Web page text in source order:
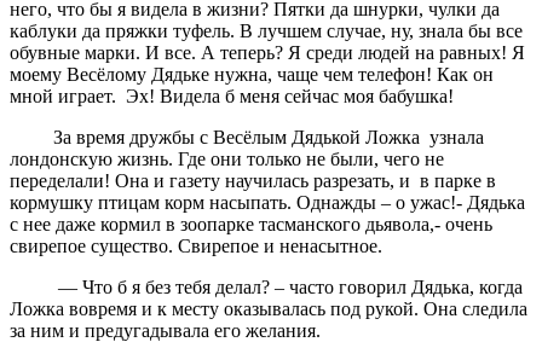
него, что бы я видела в жизни? Пятки да шнурки, чулки да
каблуки да пряжки туфель. В лучшем случае, ну, знала бы все
обувные марки. И все. А теперь? Я среди людей на равных! Я
моему Весёлому Дядьке нужна, чаще чем телефон! Как он
мной играет. Эх! Видела б меня сейчас моя бабушка!
За время дружбы с Весёлым Дядькой Ложка узнала
лондонскую жизнь. Где они только не были, чего не
переделали! Она и газету научилась разрезать, и в парке в
кормушку птицам корм насыпать. Однажды – о ужас!- Дядька
с нее даже кормил в зоопарке тасманского дьявола,- очень
свирепое существо. Свирепое и ненасытное.
— Что б я без тебя делал? – часто говорил Дядька, когда
Ложка вовремя и к месту оказывалась под рукой. Она следила
за ним и предугадывала его желания.